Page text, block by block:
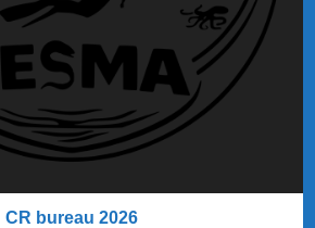
CR bureau 2026